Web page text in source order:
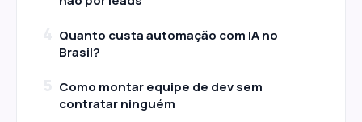
Quanto custa automação com IA no
Brasil?
Como montar equipe de dev sem
contratar ninguém